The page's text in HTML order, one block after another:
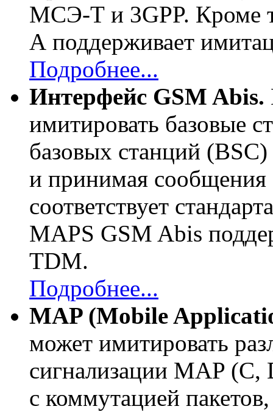
МСЭ-Т и 3GPP. Кроме
A поддерживает
Подробнее...
Интерфейс GSM Abis.
имитировать базовые
базовых станций
и принимая сообщения
соответствует
MAPS GSM Abis
TDM.
Подробнее...
MAP (Mobile
может имитировать
сигнализации MAP
с коммутацией